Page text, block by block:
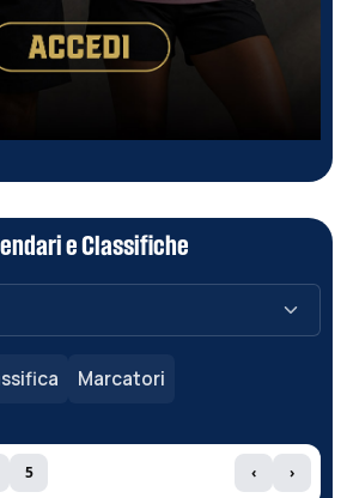
e Classifiche
Marcatori
5 ‹ ›